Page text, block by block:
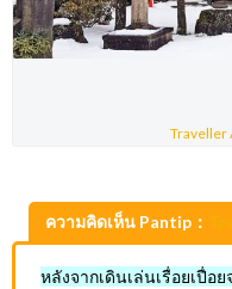
Traveller
ความคิดเห็น Pantip：
หลังจากเดินเล่นเรื่อยเปื่อ